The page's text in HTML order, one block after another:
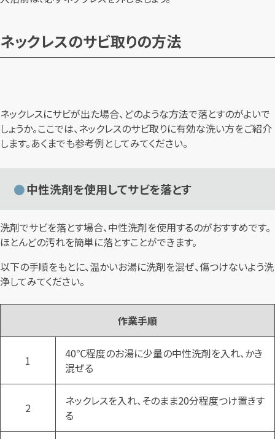
ネックレスのサビ取りの方法
ネックレスにサビが出た場合、どのような方法で落とすのがよいで
しょうか。ここでは、ネックレスのサビ取りに有効な洗い方をご紹介
します。あくまでも参考例としてみてください。
中性洗剤を使用してサビを落とす
洗剤でサビを落とす場合、中性洗剤を使用するのがおすすめです。
ほとんどの汚れを簡単に落とすことができます。
以下の手順をもとに、温かいお湯に洗剤を混ぜ、傷つけないよう洗
浄してみてください。
作業手順
1
40℃程度のお湯に少量の中性洗剤を入れ、かき
混ぜる
2
ネックレスを入れ、そのまま20分程度つけ置きす
る